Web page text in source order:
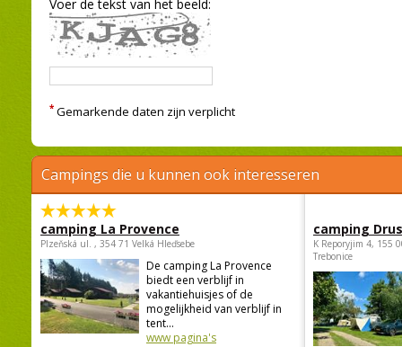
Voer de tekst van het beeld:
* Gemarkende daten zijn verplicht
Campings die u kunnen ook interesseren
camping La Provence
Plzeňská ul. , 354 71 Velká Hleďsebe
De camping La Provence
biedt een verblijf in
vakantiehuisjes of de
mogelijkheid van verblijf in
tent...
www pagina's
camping
K Reporyjim 4, 155
Trebonice